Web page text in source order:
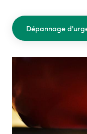
Dépannage